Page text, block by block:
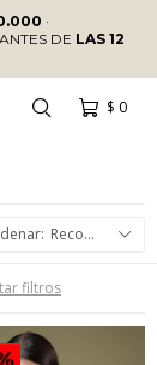
·
DE LAS 12
$ 0
Recomendados
filtros